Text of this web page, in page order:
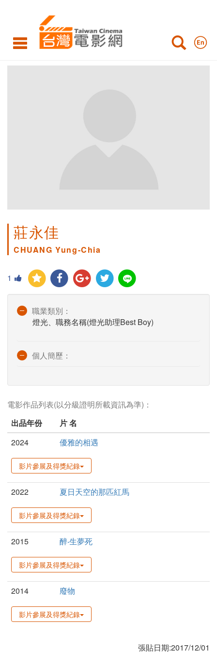
莊永佳
CHUANG Yung-Chia
1
職業類別：
燈光、職務名稱(燈光助理Best Boy)
個人簡歷：
電影作品列表(以分級證明所載資訊為準)：
出品年份
片 名
2024
優雅的相遇
影片參展及得獎紀錄
2022 夏日天空的那匹紅馬
影片參展及得獎紀錄
2015 醉‧生夢死
影片參展及得獎紀錄
2014 廢物
影片參展及得獎紀錄
張貼日期:2017/12/01